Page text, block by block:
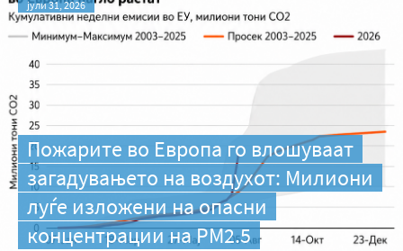
јули 31, 2026
Пожарите во Европа го влошуваат
загадувањето на воздухот: Милиони
луѓе изложени на опасни
концентрации на PM2.5